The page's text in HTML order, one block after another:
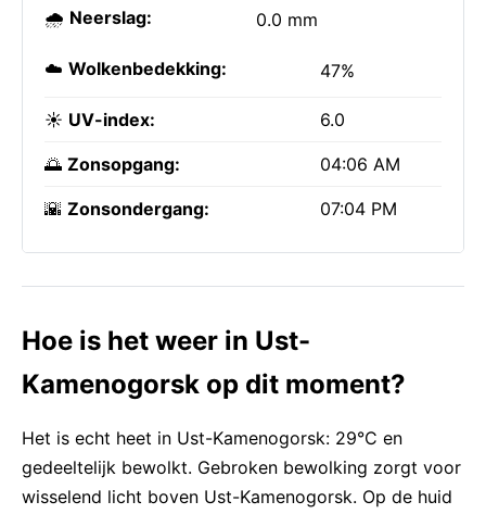
🌧️ Neerslag: 0.0 mm
☁️ Wolkenbedekking: 47%
☀️ UV-index: 6.0
🌅 Zonsopgang: 04:06 AM
🌇 Zonsondergang: 07:04 PM
Hoe is het weer in Ust-
Kamenogorsk op dit moment?
Het is echt heet in Ust-Kamenogorsk: 29°C en
gedeeltelijk bewolkt. Gebroken bewolking zorgt voor
wisselend licht boven Ust-Kamenogorsk. Op de huid